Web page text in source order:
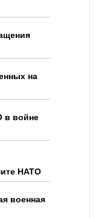
на
в войне
НАТО
военная